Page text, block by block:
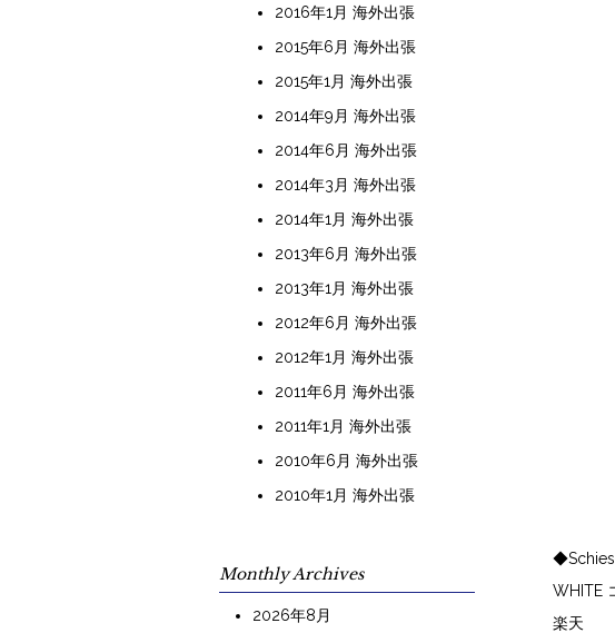
WHITE
楽天
2016年1月 海外出張
2015年6月 海外出張
2015年1月 海外出張
2014年9月 海外出張
2014年6月 海外出張
2014年3月 海外出張
2014年1月 海外出張
2013年6月 海外出張
2013年1月 海外出張
2012年6月 海外出張
2012年1月 海外出張
2011年6月 海外出張
2011年1月 海外出張
2010年6月 海外出張
2010年1月 海外出張
Monthly Archives
2026年8月